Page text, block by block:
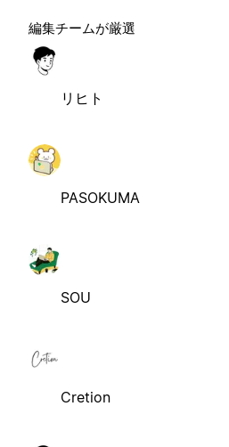
編集チームが厳選
リヒト
PASOKUMA
SOU
Cretion